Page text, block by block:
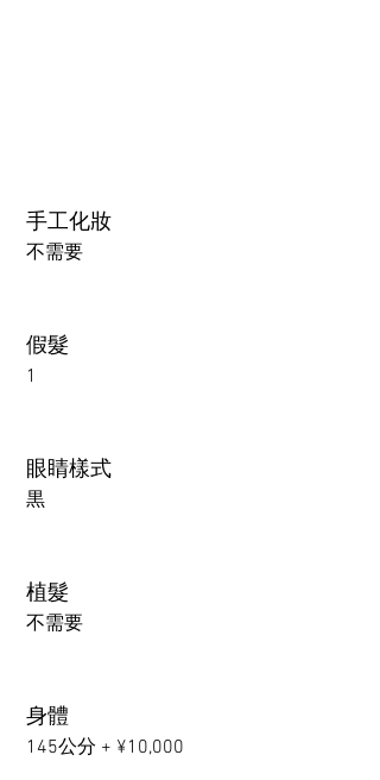
手工化妝
不需要
假髮
1
眼睛樣式
黒
植髮
不需要
身體
145公分 + ¥10,000